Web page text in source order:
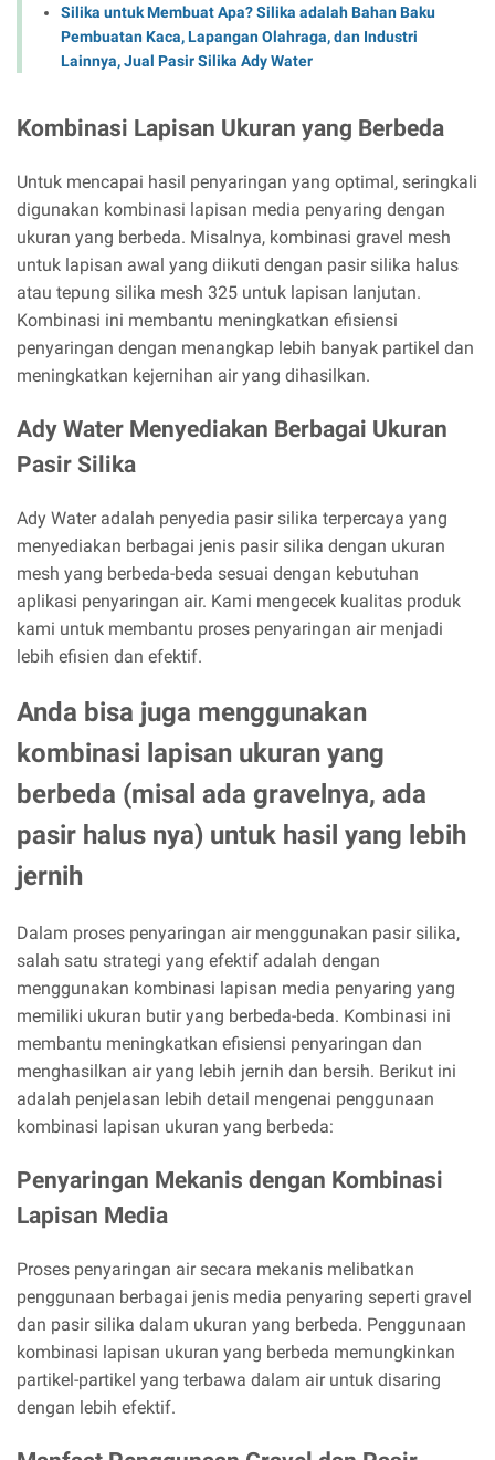
Silika untuk Membuat Apa? Silika adalah Bahan Baku
Pembuatan Kaca, Lapangan Olahraga, dan Industri
Lainnya, Jual Pasir Silika Ady Water
Kombinasi Lapisan Ukuran yang Berbeda
Untuk mencapai hasil penyaringan yang optimal, seringkali
digunakan kombinasi lapisan media penyaring dengan
ukuran yang berbeda. Misalnya, kombinasi gravel mesh
untuk lapisan awal yang diikuti dengan pasir silika halus
atau tepung silika mesh 325 untuk lapisan lanjutan.
Kombinasi ini membantu meningkatkan efisiensi
penyaringan dengan menangkap lebih banyak partikel dan
meningkatkan kejernihan air yang dihasilkan.
Ady Water Menyediakan Berbagai Ukuran
Pasir Silika
Ady Water adalah penyedia pasir silika terpercaya yang
menyediakan berbagai jenis pasir silika dengan ukuran
mesh yang berbeda-beda sesuai dengan kebutuhan
aplikasi penyaringan air. Kami mengecek kualitas produk
kami untuk membantu proses penyaringan air menjadi
lebih efisien dan efektif.
Anda bisa juga menggunakan
kombinasi lapisan ukuran yang
berbeda (misal ada gravelnya, ada
pasir halus nya) untuk hasil yang lebih
jernih
Dalam proses penyaringan air menggunakan pasir silika,
salah satu strategi yang efektif adalah dengan
menggunakan kombinasi lapisan media penyaring yang
memiliki ukuran butir yang berbeda-beda. Kombinasi ini
membantu meningkatkan efisiensi penyaringan dan
menghasilkan air yang lebih jernih dan bersih. Berikut ini
adalah penjelasan lebih detail mengenai penggunaan
kombinasi lapisan ukuran yang berbeda:
Penyaringan Mekanis dengan Kombinasi
Lapisan Media
Proses penyaringan air secara mekanis melibatkan
penggunaan berbagai jenis media penyaring seperti gravel
dan pasir silika dalam ukuran yang berbeda. Penggunaan
kombinasi lapisan ukuran yang berbeda memungkinkan
partikel-partikel yang terbawa dalam air untuk disaring
dengan lebih efektif.